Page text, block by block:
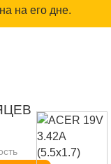
на его дне.